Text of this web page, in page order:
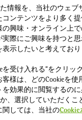
とうも
トの和
情報を、当社のウェブ
コンテンツをより多く
興味・オンライン上
際にご興味を持つと
示したいと考えてお
を受け入れる”をクリッ
様は、どのCookieを使
効果的に閲覧するの
、選択していただくこ
関しては、当社の